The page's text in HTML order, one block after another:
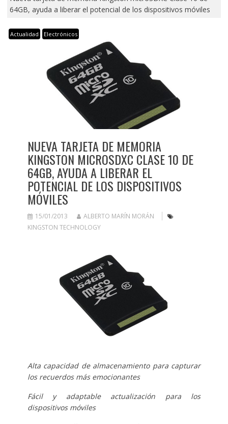
64GB, ayuda a liberar el potencial de los dispositivos móviles
Actualidad Electrónicos
NUEVA TARJETA DE MEMORIA
KINGSTON MICROSDXC CLASE 10 DE
64GB, AYUDA A LIBERAR EL
POTENCIAL DE LOS DISPOSITIVOS
MÓVILES
15/01/2013
ALBERTO MARÍN MORÁN
KINGSTON TECHNOLOGY
Alta capacidad de almacenamiento para capturar
los recuerdos más emocionantes
Fácil y adaptable actualización para los
dispositivos móviles